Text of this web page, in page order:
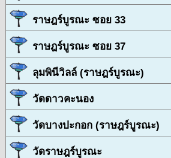
ราษฎร์บูรณะ ซอย 33
ราษฎร์บูรณะ ซอย 37
ลุมพินีวิลล์ (ราษฎร์บูรณะ)
วัดดาวคะนอง
วัดบางปะกอก (ราษฎร์บูรณะ)
วัดราษฎร์บูรณะ